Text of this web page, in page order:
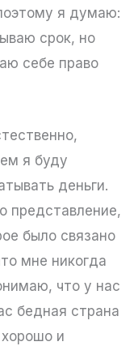
я думаю:
срок, но
себе право
я буду
деньги.
представление,
было связано
мне никогда
что у нас
бедная страна
и